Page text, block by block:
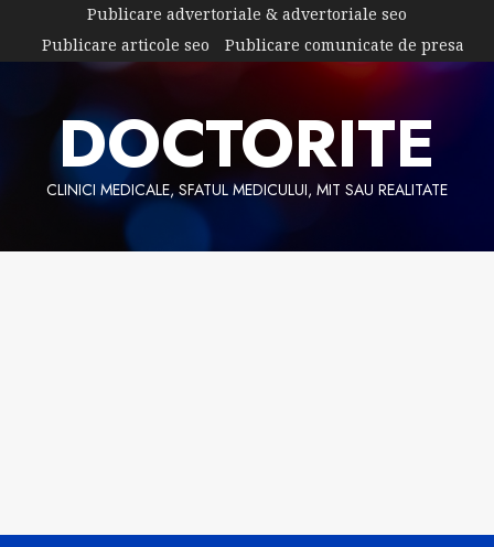
content
Publicare advertoriale & advertoriale seo
Publicare articole seo
Publicare comunicate de presa
DOCTORITE
CLINICI MEDICALE, SFATUL MEDICULUI, MIT SAU REALITATE